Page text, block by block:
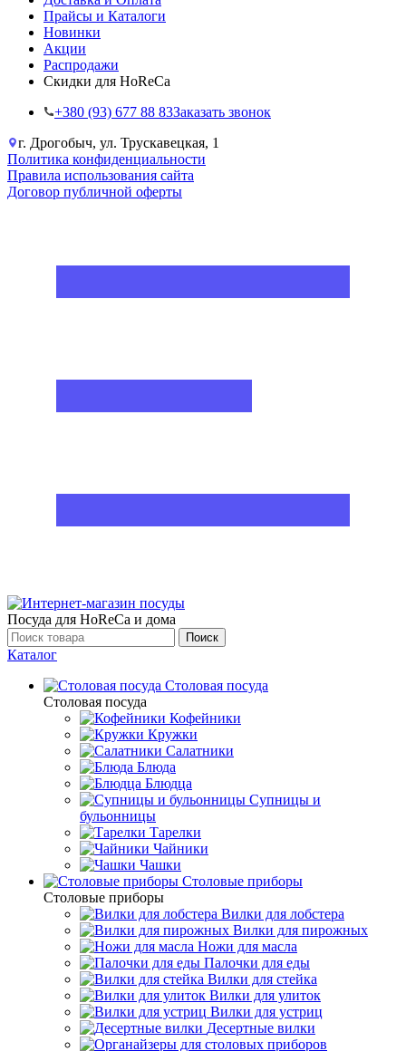
Прайсы и Каталоги
Новинки
Акции
Распродажи
Скидки для HoReCa
+38‎0 (93) 677 88 83Заказать звонок
г. Дрогобыч, ул. Трускавецкая, 1
Политика конфиденциальности
Правила использования сайта
Договор публичной оферты
Посуда для HoReCa и дома
Поиск
Каталог
Столовая посуда
Столовая посуда
Кофейники
Кружки
Салатники
Блюда
Блюдца
Супницы и
бульонницы
Тарелки
Чайники
Чашки
Cтоловые приборы
Cтоловые приборы
Вилки для лобстера
Вилки для пирожных
Ножи для масла
Палочки для еды
Вилки для стейка
Вилки для улиток
Вилки для устриц
Десертные вилки